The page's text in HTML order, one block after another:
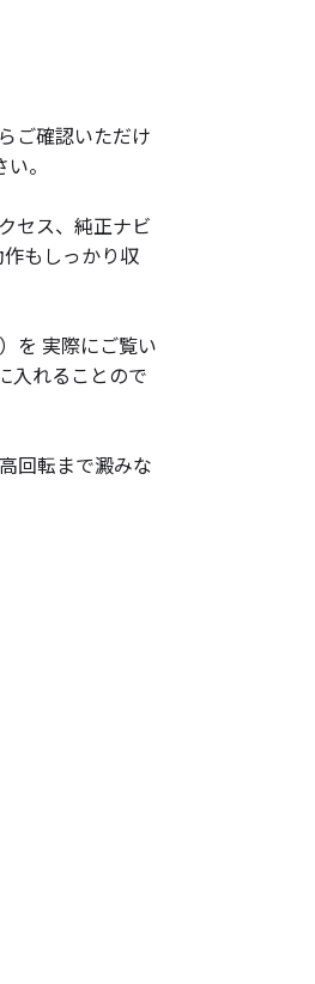
ご確認いただけ
。
セス、純正ナビ
もしっかり収
を 実際にご覧い
入れることので
回転まで澱みな